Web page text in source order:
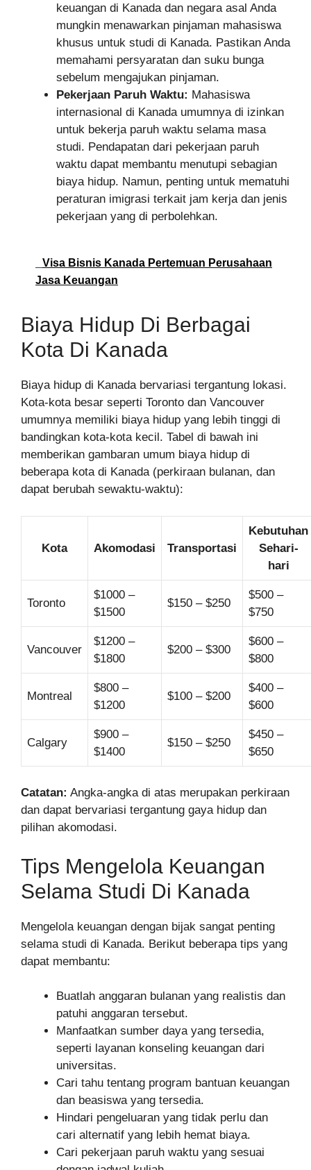
keuangan di Kanada dan negara asal Anda
mungkin menawarkan pinjaman mahasiswa
khusus untuk studi di Kanada. Pastikan Anda
memahami persyaratan dan suku bunga
sebelum mengajukan pinjaman.
Pekerjaan Paruh Waktu: Mahasiswa
internasional di Kanada umumnya di izinkan
untuk bekerja paruh waktu selama masa
studi. Pendapatan dari pekerjaan paruh
waktu dapat membantu menutupi sebagian
biaya hidup. Namun, penting untuk mematuhi
peraturan imigrasi terkait jam kerja dan jenis
pekerjaan yang di perbolehkan.
Visa Bisnis Kanada Pertemuan Perusahaan
Jasa Keuangan
Biaya Hidup Di Berbagai
Kota Di Kanada
Biaya hidup di Kanada bervariasi tergantung lokasi.
Kota-kota besar seperti Toronto dan Vancouver
umumnya memiliki biaya hidup yang lebih tinggi di
bandingkan kota-kota kecil. Tabel di bawah ini
memberikan gambaran umum biaya hidup di
beberapa kota di Kanada (perkiraan bulanan, dan
dapat berubah sewaktu-waktu):
Kota Akomodasi Transportasi
Kebutuhan
Sehari-
hari
Toronto
$1000 –
$1500
$150 – $250
$500 –
$750
Vancouver
$1200 –
$1800
$200 – $300
$600 –
$800
Montreal
$800 –
$1200
$100 – $200
$400 –
$600
Calgary
$900 –
$1400
$150 – $250
$450 –
$650
Catatan: Angka-angka di atas merupakan perkiraan
dan dapat bervariasi tergantung gaya hidup dan
pilihan akomodasi.
Tips Mengelola Keuangan
Selama Studi Di Kanada
Mengelola keuangan dengan bijak sangat penting
selama studi di Kanada. Berikut beberapa tips yang
dapat membantu:
Buatlah anggaran bulanan yang realistis dan
patuhi anggaran tersebut.
Manfaatkan sumber daya yang tersedia,
seperti layanan konseling keuangan dari
universitas.
Cari tahu tentang program bantuan keuangan
dan beasiswa yang tersedia.
Hindari pengeluaran yang tidak perlu dan
cari alternatif yang lebih hemat biaya.
Cari pekerjaan paruh waktu yang sesuai